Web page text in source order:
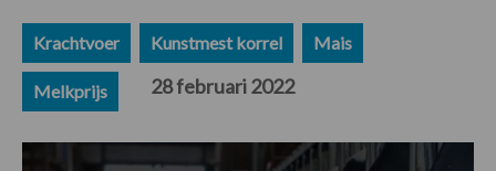
Krachtvoer Kunstmest korrel Mais
Melkprijs 28 februari 2022